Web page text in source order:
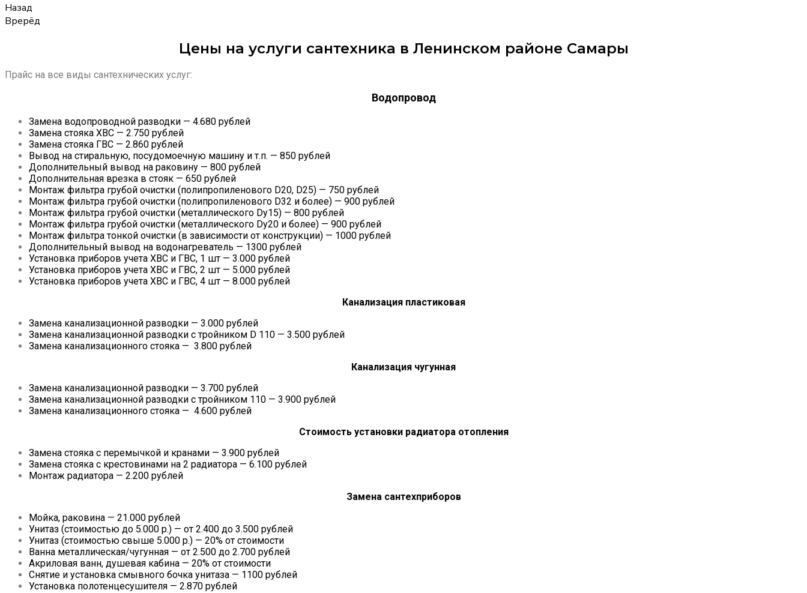
Назад
Врерёд
Цены на услуги сантехника в Ленинском районе Самары
Прайс на все виды сантехнических услуг:
Водопровод
Замена водопроводной разводки — 4.680 рублей
Замена стояка ХВС — 2.750 рублей
Замена стояка ГВС — 2.860 рублей
Вывод на стиральную, посудомоечную машину и т.п. — 850 рублей
Дополнительный вывод на раковину — 800 рублей
Дополнительная врезка в стояк — 650 рублей
Монтаж фильтра грубой очистки (полипропиленового D20, D25) — 750 рублей
Монтаж фильтра грубой очистки (полипропиленового D32 и более) — 900 рублей
Монтаж фильтра грубой очистки (металлического Dy15) — 800 рублей
Монтаж фильтра грубой очистки (металлического Dy20 и более) — 900 рублей
Монтаж фильтра тонкой очистки (в зависимости от конструкции) — 1000 рублей
Дополнительный вывод на водонагреватель — 1300 рублей
Установка приборов учета ХВС и ГВС, 1 шт — 3.000 рублей
Установка приборов учета ХВС и ГВС, 2 шт — 5.000 рублей
Установка приборов учета ХВС и ГВС, 4 шт — 8.000 рублей
Канализация пластиковая
Замена канализационной разводки — 3.000 рублей
Замена канализационной разводки с тройником D 110 — 3.500 рублей
Замена канализационного стояка — 3.800 рублей
Канализация чугунная
Замена канализационной разводки — 3.700 рублей
Замена канализационной разводки с тройником 110 — 3.900 рублей
Замена канализационного стояка — 4.600 рублей
Стоимость установки радиатора отопления
Замена стояка с перемычкой и кранами — 3.900 рублей
Замена стояка с крестовинами на 2 радиатора — 6.100 рублей
Монтаж радиатора — 2.200 рублей
Замена сантехприборов
Мойка, раковина — 21.000 рублей
Унитаз (стоимостью до 5.000 р.) — от 2.400 до 3.500 рублей
Унитаз (стоимостью свыше 5.000 р.) — 20% от стоимости
Ванна металлическая/чугунная — от 2.500 до 2.700 рублей
Акриловая ванн, душевая кабина — 20% от стоимости
Снятие и установка смывного бочка унитаза — 1100 рублей
Установка полотенцесушителя — 2.870 рублей